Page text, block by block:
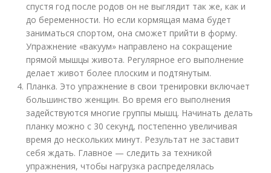
спустя год после родов он не выглядит так же, как и
до беременности. Но если кормящая мама будет
заниматься спортом, она сможет прийти в форму.
Упражнение «вакуум» направлено на сокращение
прямой мышцы живота. Регулярное его выполнение
делает живот более плоским и подтянутым.
Планка. Это упражнение в свои тренировки включает
большинство женщин. Во время его выполнения
задействуются многие группы мышц. Начинать делать
планку можно с 30 секунд, постепенно увеличивая
время до нескольких минут. Результат не заставит
себя ждать. Главное — следить за техникой
упражнения, чтобы нагрузка распределялась